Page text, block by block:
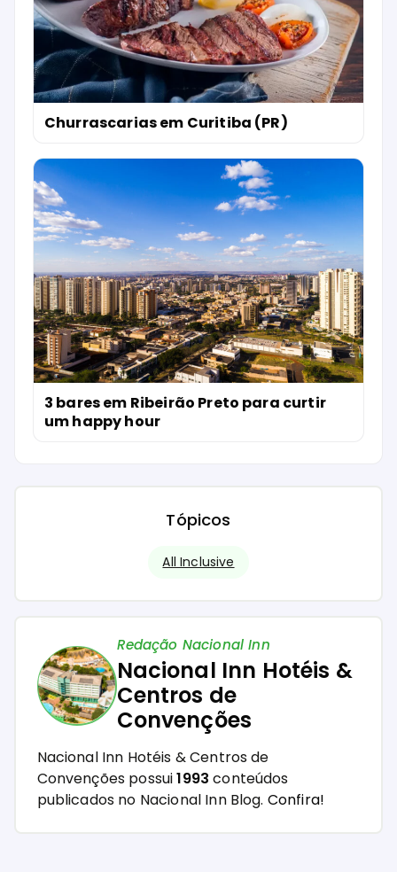
Churrascarias em Curitiba (PR)
3 bares em Ribeirão Preto para curtir
um happy hour
Tópicos
All Inclusive
Redação Nacional Inn
Nacional Inn Hotéis &
Centros de
Convenções
Nacional Inn Hotéis & Centros de
Convenções possui1993 conteúdos
publicados no Nacional Inn Blog. Confira!